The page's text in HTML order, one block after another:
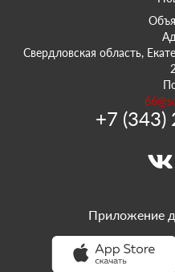
Свердловская область,
+7 (343)
Приложение